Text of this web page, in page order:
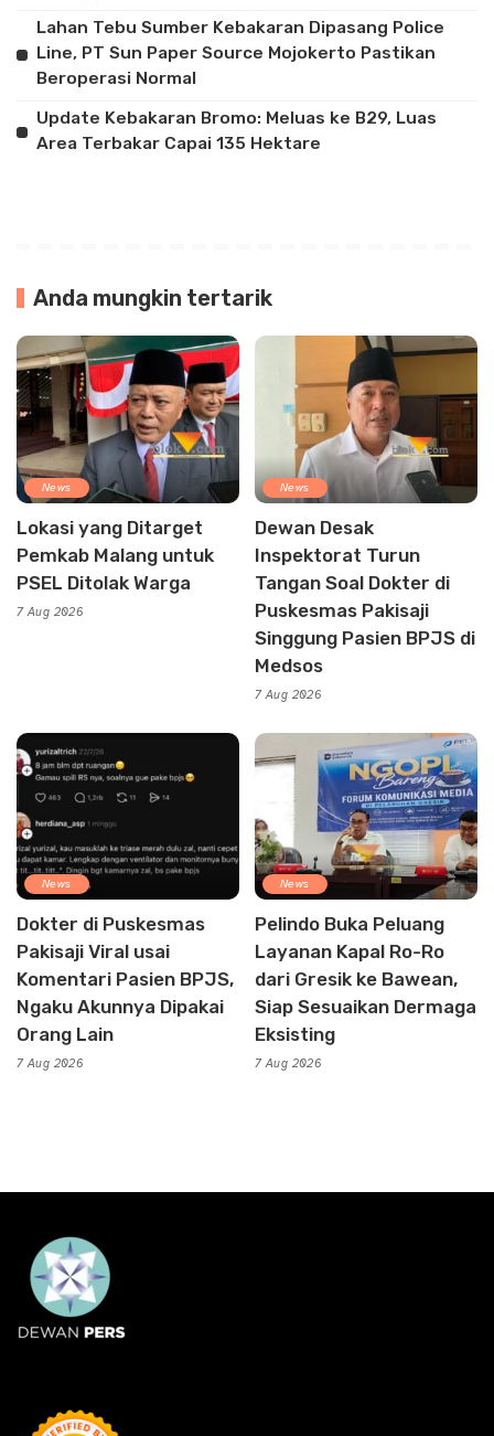
Lahan Tebu Sumber Kebakaran Dipasang Police
Line, PT Sun Paper Source Mojokerto Pastikan
Beroperasi Normal
Update Kebakaran Bromo: Meluas ke B29, Luas
Area Terbakar Capai 135 Hektare
Anda mungkin tertarik
News
Lokasi yang Ditarget
Pemkab Malang untuk
PSEL Ditolak Warga
7 Aug 2026
News
Dewan Desak
Inspektorat Turun
Tangan Soal Dokter di
Puskesmas Pakisaji
Singgung Pasien BPJS di
Medsos
7 Aug 2026
News
Dokter di Puskesmas
Pakisaji Viral usai
Komentari Pasien BPJS,
Ngaku Akunnya Dipakai
Orang Lain
7 Aug 2026
News
Pelindo Buka Peluang
Layanan Kapal Ro-Ro
dari Gresik ke Bawean,
Siap Sesuaikan Dermaga
Eksisting
7 Aug 2026